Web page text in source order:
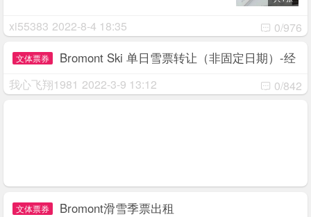
xi55383 2022-8-4 18:35 0/976
文体票券
Bromont Ski 单日雪票转让（非固定日期）-经
我心飞翔1981 2022-3-9 13:12 0/842
文体票券 Bromont滑雪季票出租